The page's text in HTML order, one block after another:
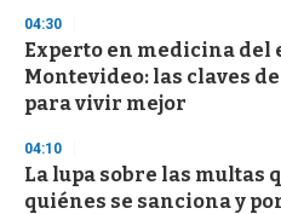
n
d
s
04:30
Experto en medicina del
Montevideo: las claves
para vivir mejor
04:10
La lupa sobre las multas
quiénes se sanciona y